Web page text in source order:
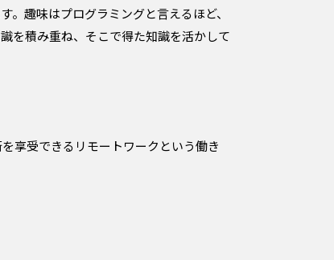
。趣味はプログラミングと言えるほど、
を積み重ね、そこで得た知識を活かして
享受できるリモートワークという働き